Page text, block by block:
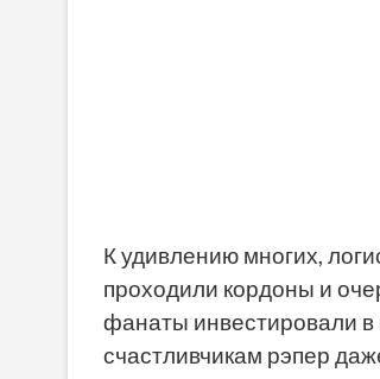
К удивлению многих,
проходили кордоны и
фанаты инвестировали
счастливчикам рэпер